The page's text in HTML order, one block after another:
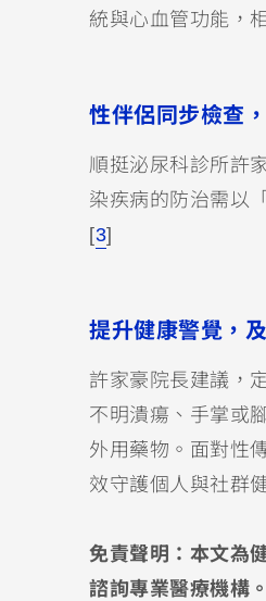
統與心血管功能，
性伴侶同步檢查
順挺泌尿科診所許
染疾病的防治需以
[3]
提升健康警覺，
許家豪院長建議，
不明潰瘍、手掌或
外用藥物。面對性
效守護個人與社群
免責聲明：本文為
諮詢專業醫療機構。